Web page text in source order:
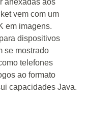
anexadas aos
vem com um
em imagens.
dispositivos
se mostrado
telefones
ao formato
capacidades Java.